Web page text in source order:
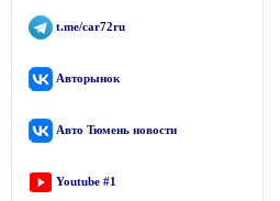
t.me/car72ru
Авторынок
Авто Тюмень новости
Youtube #1